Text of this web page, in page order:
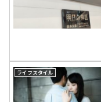
ライフスタイル